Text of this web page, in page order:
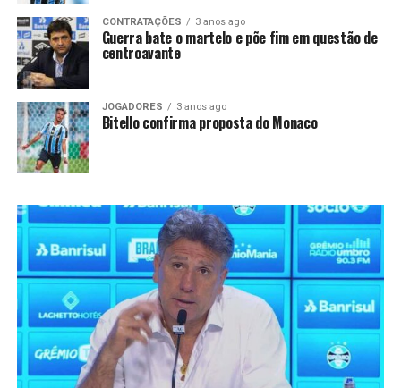
CONTRATAÇÕES 3 anos ago
Guerra bate o martelo e põe fim em questão de
centroavante
JOGADORES 3 anos ago
Bitello confirma proposta do Monaco